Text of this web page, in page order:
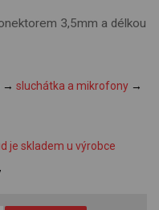
3,5mm a délkou
→sluchátka a mikrofony →
je skladem u výrobce